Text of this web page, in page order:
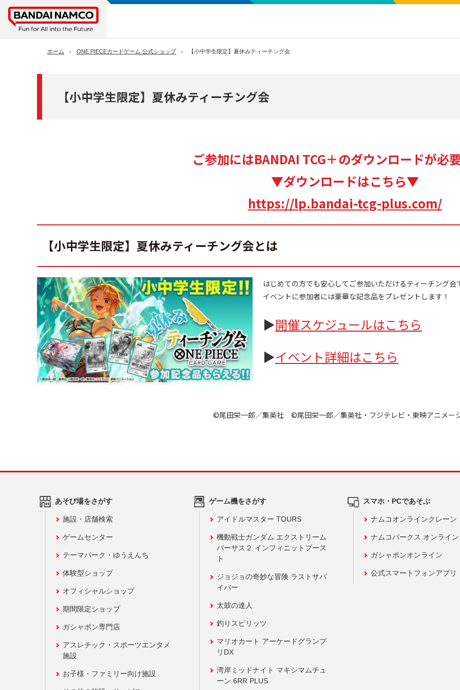
ホーム ONE PIECEカードゲーム 公式ショップ 【小中学生限定】夏休みティーチング会
【小中学生限定】夏休みティーチング会
ご参加にはBANDAI TCG＋のダウンロードが必要
▼ダウンロードはこちら▼
https://lp.bandai-tcg-plus.com/
【小中学生限定】夏休みティーチング会とは
はじめての方でも安心してご参加いただけるティーチング会
イベントに参加者には豪華な記念品をプレゼントします！
▶開催スケジュールはこちら
▶イベント詳細はこちら
©尾田栄一郎／集英社 ©尾田栄一郎／集英社・フジテレビ・東映アニメー
あそび場をさがす
施設・店舗検索
ゲームセンター
テーマパーク・ゆうえんち
体験型ショップ
オフィシャルショップ
期間限定ショップ
ガシャポン専門店
アスレチック・スポーツエンタメ
施設
お子様・ファミリー向け施設
ゲーム機をさがす
アイドルマスター TOURS
機動戦士ガンダム エクストリーム
バーサス２ インフィニットブース
ト
ジョジョの奇妙な冒険 ラストサバ
イバー
太鼓の達人
釣りスピリッツ
マリオカート アーケードグランプ
リDX
湾岸ミッドナイト マキシマムチュ
ーン 6RR PLUS
スマホ・PCであそぶ
ナムコオンラインクレーン
ナムコパークス オンライ
ガシャポンオンライン
公式スマートフォンアプリ